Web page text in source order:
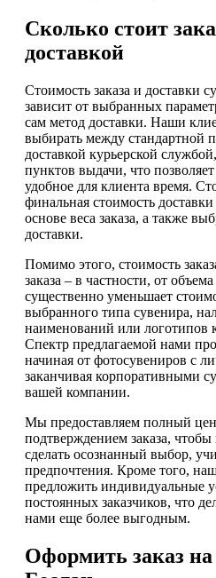
Сколько стоит
доставкой
Стоимость заказа и доставки
зависит от выбранных
сам метод доставки. Наши
выбирать между стандартной
доставкой курьерской
пунктов выдачи, что
удобное для клиента время.
финальная стоимость доставки
основе веса заказа, а также
доставки.
Помимо этого, стоимость
заказа – в частности, от
существенно уменьшает
выбранного типа сувенира,
наименований или логотипов
Спектр предлагаемой нами
начиная от фотосувениров с
заканчивая корпоративными
вашей компании.
Мы предоставляем полный
подтверждением заказа,
сделать осознанный выбор,
предпочтения. Кроме того,
предложить индивидуальные
постоянных заказчиков, что
нами еще более выгодным.
Оформить заказ